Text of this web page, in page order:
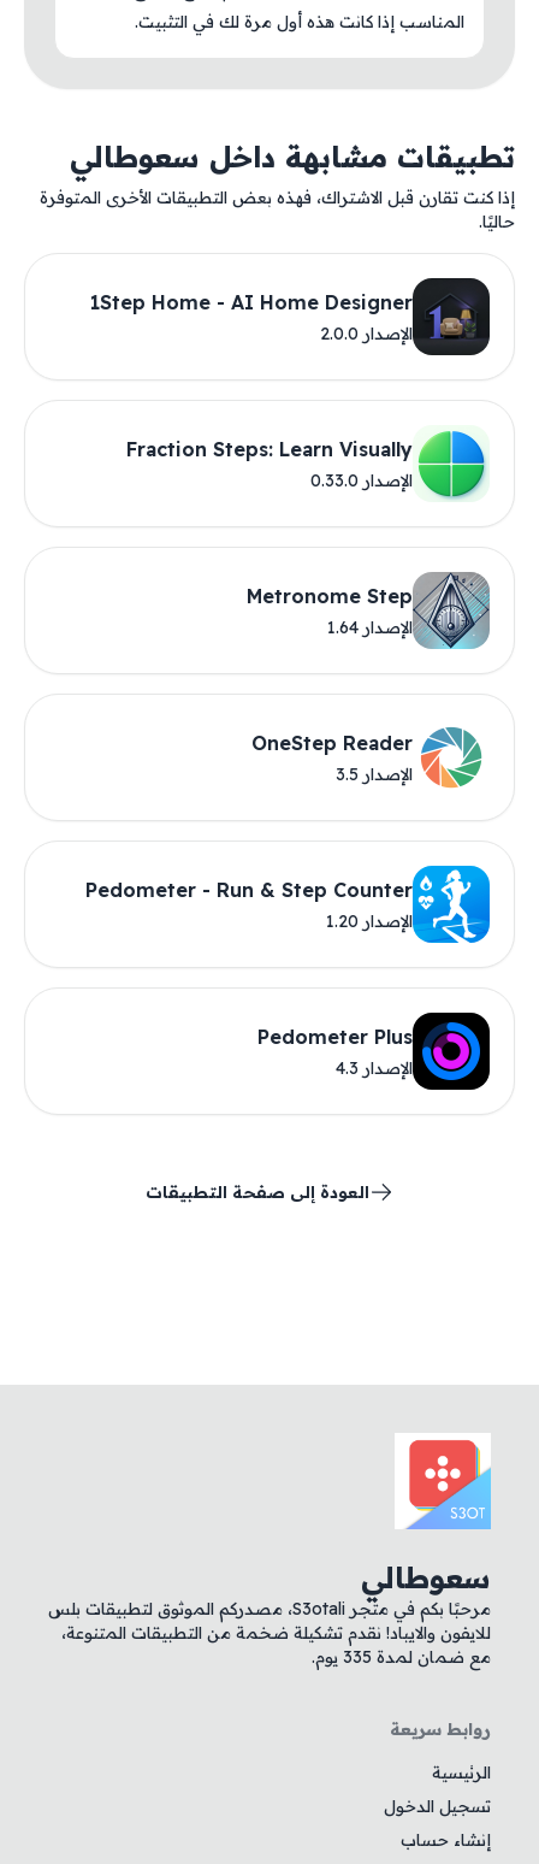
المناسب إذا كانت هذه أول مرة لك في التثبيت.
تطبيقات مشابهة داخل سعوطالي
إذا كنت تقارن قبل الاشتراك، فهذه بعض التطبيقات الأخرى المتوفرة
حاليًا.
1Step Home - AI Home Designer
الإصدار 2.0.0
Fraction Steps: Learn Visually
الإصدار 0.33.0
Metronome Step
الإصدار 1.64
OneStep Reader
الإصدار 3.5
Pedometer - Run & Step Counter
الإصدار 1.20
Pedometer Plus
الإصدار 4.3
العودة إلى صفحة التطبيقات
سعوطالي
مرحبًا بكم في متجر S3otali، مصدركم الموثوق لتطبيقات بلس
للايفون والايباد! نقدم تشكيلة ضخمة من التطبيقات المتنوعة،
مع ضمان لمدة 335 يوم.
روابط سريعة
الرئيسية
تسجيل الدخول
إنشاء حساب